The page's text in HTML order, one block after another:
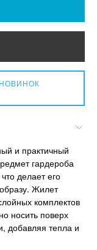
и практичный
гардероба
делает его
Жилет
комплектов
носить поверх
добавляя тепла и